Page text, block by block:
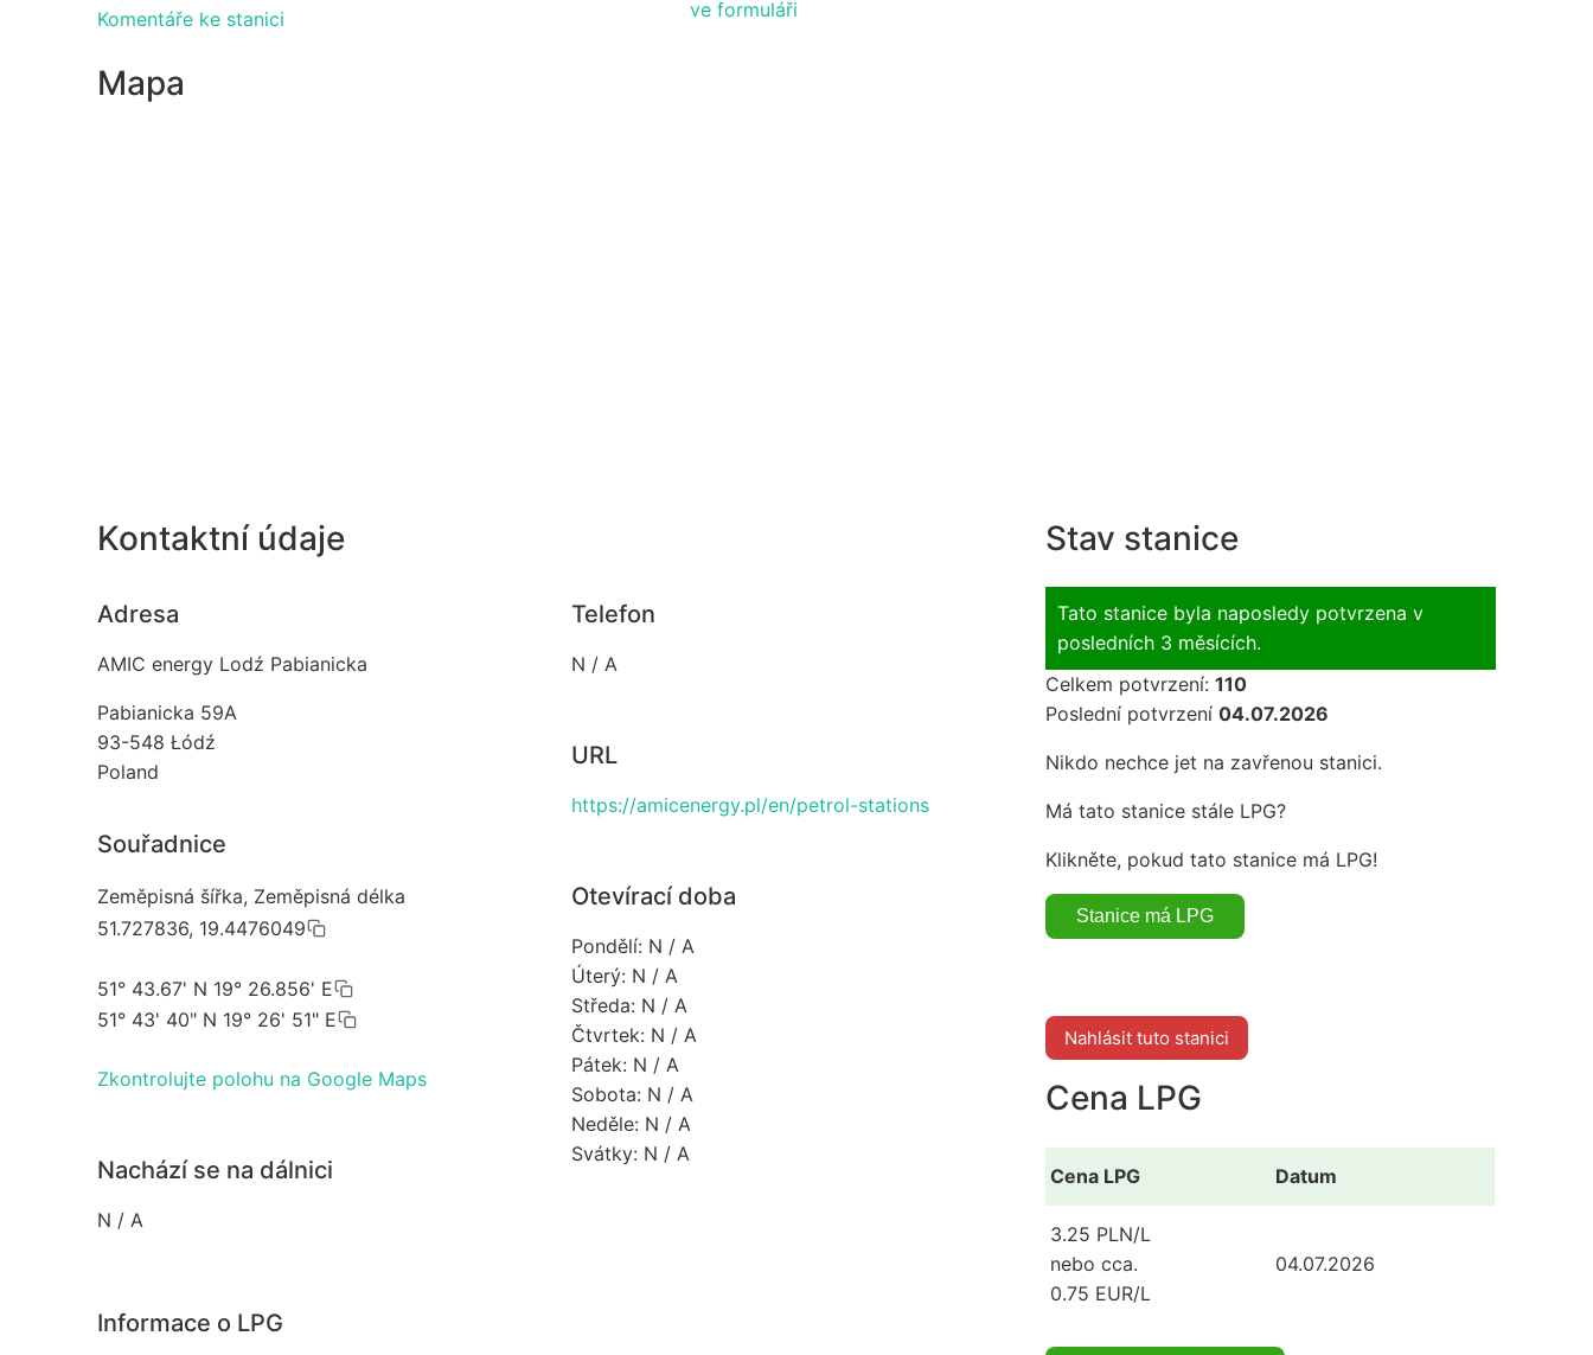
Komentáře ke stanici
ve formuláři
Mapa
Kontaktní údaje
Adresa
AMIC energy Lodź Pabianicka
Pabianicka 59A
93-548 Łódź
Poland
Souřadnice
Zeměpisná šířka, Zeměpisná délka
51.727836, 19.4476049
51° 43.67' N 19° 26.856' E
51° 43' 40" N 19° 26' 51" E
Zkontrolujte polohu na Google Maps
Nachází se na dálnici
N / A
Telefon
N / A
URL
https://amicenergy.pl/en/petrol-stations
Otevírací doba
Pondělí: N / A
Úterý: N / A
Středa: N / A
Čtvrtek: N / A
Pátek: N / A
Sobota: N / A
Neděle: N / A
Svátky: N / A
Informace o LPG
Stav stanice
Tato stanice byla naposledy potvrzena v
posledních 3 měsících.
Celkem potvrzení: 110
Poslední potvrzení 04.07.2026
Nikdo nechce jet na zavřenou stanici.
Má tato stanice stále LPG?
Klikněte, pokud tato stanice má LPG!
Nahlásit tuto stanici
Cena LPG
Cena LPG Datum
3.25 PLN/L
nebo cca.
0.75 EUR/L
04.07.2026